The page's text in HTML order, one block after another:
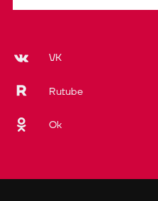
VK
Rutube
Ok